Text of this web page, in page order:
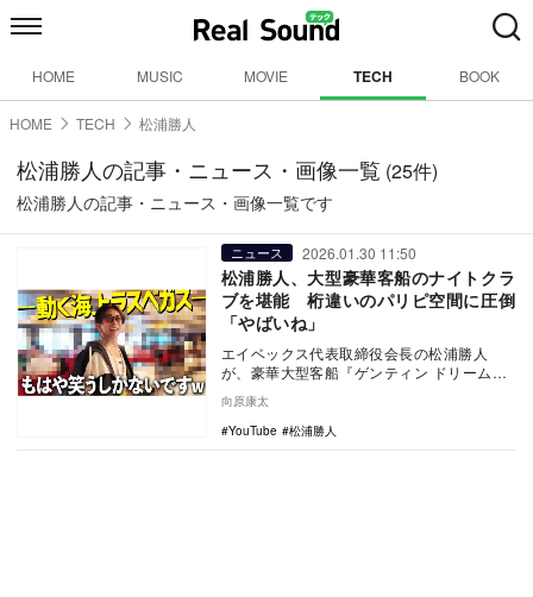
HOME MUSIC MOVIE TECH BOOK
HOME TECH 松浦勝人
松浦勝人の記事・ニュース・画像一覧 (25件)
松浦勝人の記事・ニュース・画像一覧です
ニュース 2026.01.30 11:50
松浦勝人、大型豪華客船のナイトクラ
ブを堪能 桁違いのパリピ空間に圧倒
「やばいね」
エイベックス代表取締役会長の松浦勝人
が、豪華大型客船『ゲンティン ドリーム』
が集まった。
向原康太
YouTube
松浦勝人